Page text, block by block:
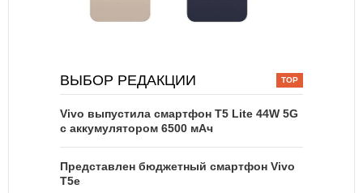
ВЫБОР РЕДАКЦИИ
Vivo выпустила смартфон T5 Lite 44W 5G
с аккумулятором 6500 мАч
Представлен бюджетный смартфон Vivo
T5e